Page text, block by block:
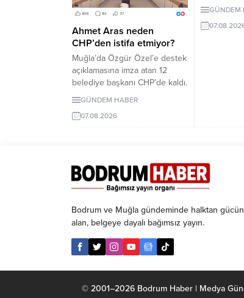
Ahmet Aras neden
CHP’den istifa etmiyor?
Muğla’da Özgür Özel’e destek
açıklamasına imza atan 12
belediye başkanı CHP’de kaldı.
Milletvekilleri Yeni Parti’ye
başkanlarının tutumu ve CHP
GÜNDEM HABER
07.08.2026
denetleme
girecek.
GÜNDEM
Bodrum ve Muğla gündeminde halktan
alan, belgeye dayalı bağımsız yayın.
© 2001–2026 Bodrum Haber | Medya